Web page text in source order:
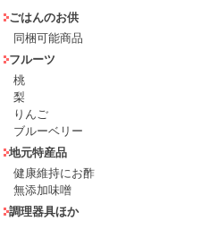
ごはんのお供
同梱可能商品
フルーツ
桃
梨
りんご
ブルーベリー
地元特産品
健康維持にお酢
無添加味噌
調理器具ほか